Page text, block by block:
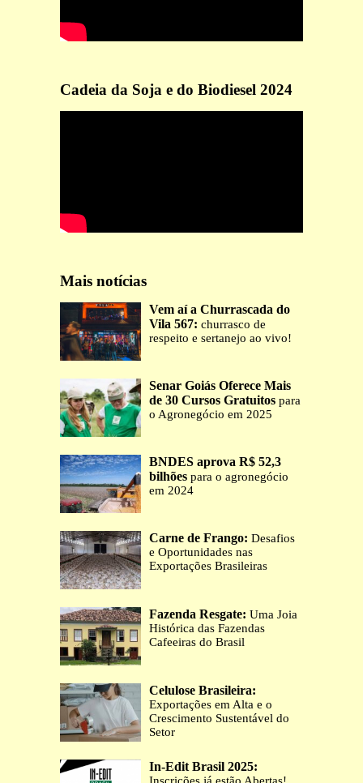
Cadeia da Soja e do Biodiesel 2024
Mais notícias
Vem aí a Churrascada do
Vila 567: churrasco de
respeito e sertanejo ao vivo!
Senar Goiás Oferece Mais
de 30 Cursos Gratuitos para
o Agronegócio em 2025
BNDES aprova R$ 52,3
bilhões para o agronegócio
em 2024
Carne de Frango: Desafios
e Oportunidades nas
Exportações Brasileiras
Fazenda Resgate: Uma Joia
Histórica das Fazendas
Cafeeiras do Brasil
Celulose Brasileira:
Exportações em Alta e o
Crescimento Sustentável do
Setor
In-Edit Brasil 2025: